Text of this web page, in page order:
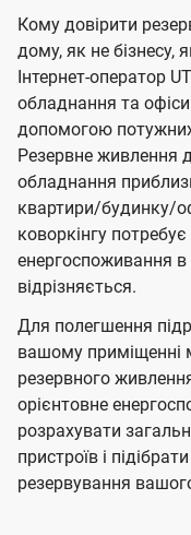
Кому довірити
дому, як не бізнесу,
Інтернет-оператор
обладнання та офіси
допомогою
Резервне живлення
обладнання
квартири/будинку/
коворкінгу
енергоспоживання
відрізняється.
Для полегшення
вашому приміщенні
резервного
орієнтовне
розрахувати
пристроїв і
резервування